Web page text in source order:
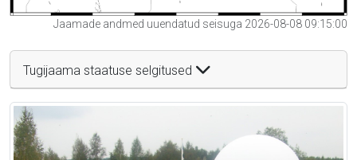
Jaamade andmed uuendatud seisuga 2026-08-08 09:15:00
Tugijaama staatuse selgitused